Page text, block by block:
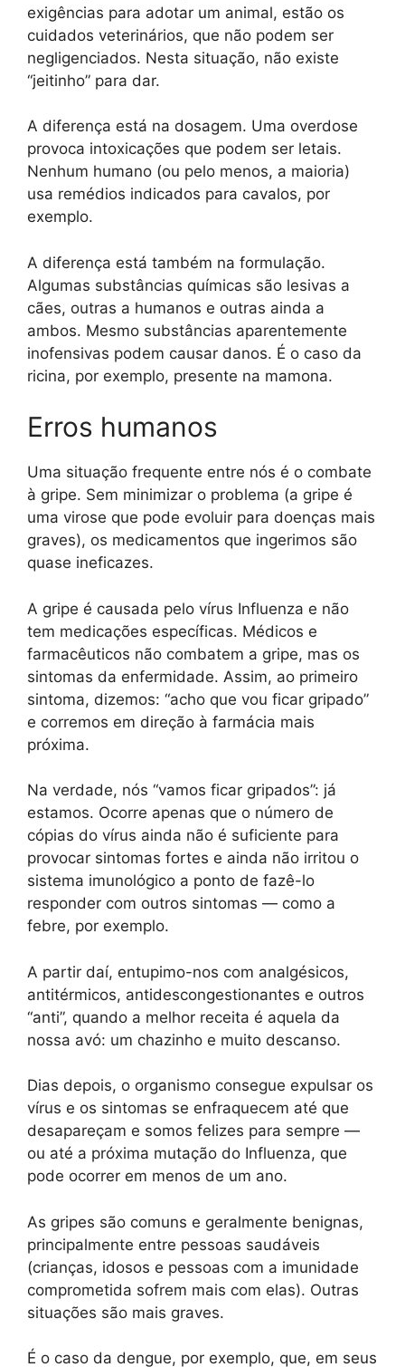
exigências para adotar um animal, estão os
cuidados veterinários, que não podem ser
negligenciados. Nesta situação, não existe
“jeitinho” para dar.
A diferença está na dosagem. Uma overdose
provoca intoxicações que podem ser letais.
Nenhum humano (ou pelo menos, a maioria)
usa remédios indicados para cavalos, por
exemplo.
A diferença está também na formulação.
Algumas substâncias químicas são lesivas a
cães, outras a humanos e outras ainda a
ambos. Mesmo substâncias aparentemente
inofensivas podem causar danos. É o caso da
ricina, por exemplo, presente na mamona.
Erros humanos
Uma situação frequente entre nós é o combate
à gripe. Sem minimizar o problema (a gripe é
uma virose que pode evoluir para doenças mais
graves), os medicamentos que ingerimos são
quase ineficazes.
A gripe é causada pelo vírus Influenza e não
tem medicações específicas. Médicos e
farmacêuticos não combatem a gripe, mas os
sintomas da enfermidade. Assim, ao primeiro
sintoma, dizemos: “acho que vou ficar gripado”
e corremos em direção à farmácia mais
próxima.
Na verdade, nós “vamos ficar gripados”: já
estamos. Ocorre apenas que o número de
cópias do vírus ainda não é suficiente para
provocar sintomas fortes e ainda não irritou o
sistema imunológico a ponto de fazê-lo
responder com outros sintomas — como a
febre, por exemplo.
A partir daí, entupimo-nos com analgésicos,
antitérmicos, antidescongestionantes e outros
“anti”, quando a melhor receita é aquela da
nossa avó: um chazinho e muito descanso.
Dias depois, o organismo consegue expulsar os
vírus e os sintomas se enfraquecem até que
desapareçam e somos felizes para sempre —
ou até a próxima mutação do Influenza, que
pode ocorrer em menos de um ano.
As gripes são comuns e geralmente benignas,
principalmente entre pessoas saudáveis
(crianças, idosos e pessoas com a imunidade
comprometida sofrem mais com elas). Outras
situações são mais graves.
É o caso da dengue, por exemplo, que, em seus